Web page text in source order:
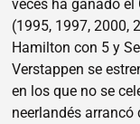
veces ha ganado
(1995, 1997, 2000,
Hamilton con 5 y
Verstappen se
en los que no se
neerlandés